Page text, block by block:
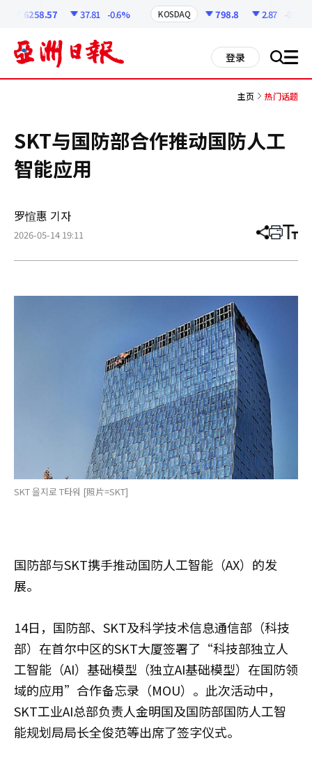
6258.57 37.81 -0.6% KOSDAQ 798.8 2.87 -0.36%
登录 搜 all
主页 热门话题
SKT与国防部合作推动国防人工
智能应用
罗愃惠 기자
2026-05-14 19:11 分
章
打 调
小
SKT 을지로 T타워 [照片=SKT]
国防部与SKT携手推动国防人工智能（AX）的发
展。
14日，国防部、SKT及科学技术信息通信部（科技
部）在首尔中区的SKT大厦签署了“科技部独立人
工智能（AI）基础模型（独立AI基础模型）在国防领
域的应用”合作备忘录（MOU）。此次活动中，
SKT工业AI总部负责人金明国及国防部国防人工智
能规划局局长全俊范等出席了签字仪式。